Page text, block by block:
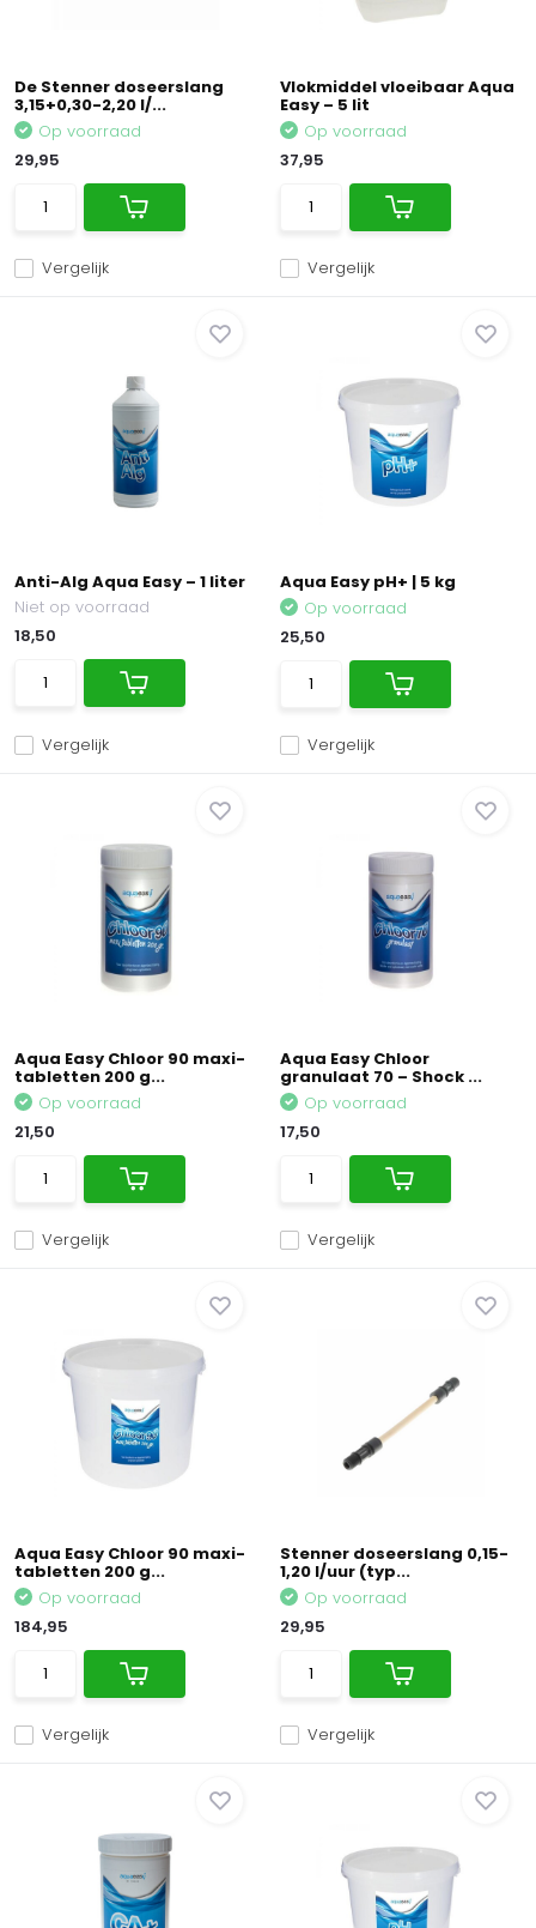
De Stenner doseerslang
3,15+0,30-2,20 l/...
Vergelijk
Op voorraad
29,95
Vlokmiddel vloeibaar Aqua
Easy – 5 lit
Vergelijk
Op voorraad
37,95
Anti-Alg Aqua Easy – 1 liter
Vergelijk
Niet op voorraad
18,50
Aqua Easy pH+ | 5 kg
Vergelijk
Op voorraad
25,50
Aqua Easy Chloor 90 maxi-
tabletten 200 g...
Vergelijk
Op voorraad
21,50
Aqua Easy Chloor
granulaat 70 – Shock ...
Vergelijk
Op voorraad
17,50
Aqua Easy Chloor 90 maxi-
tabletten 200 g...
Vergelijk
Op voorraad
184,95
Stenner doseerslang 0,15-
1,20 l/uur (typ...
Vergelijk
Op voorraad
29,95